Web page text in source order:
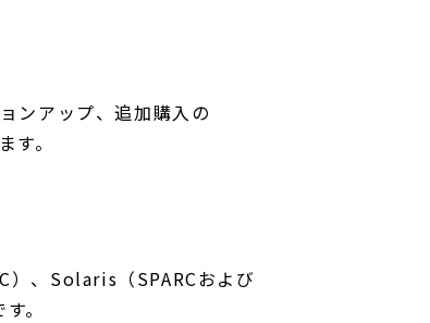
ンアップ、追加購入の
。
、Solaris（SPARCおよび
。